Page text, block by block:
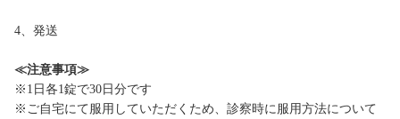
4、発送
≪注意事項≫
※1日各1錠で30日分です
※ご自宅にて服用していただくため、診察時に服用方法について